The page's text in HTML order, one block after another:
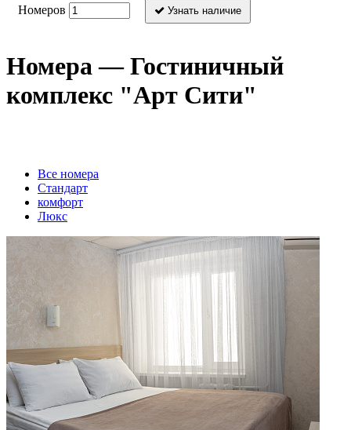
Номеров Узнать наличие
Номера — Гостиничный
комплекс "Арт Сити"
Вcе номера
Стандарт
комфорт
Люкс